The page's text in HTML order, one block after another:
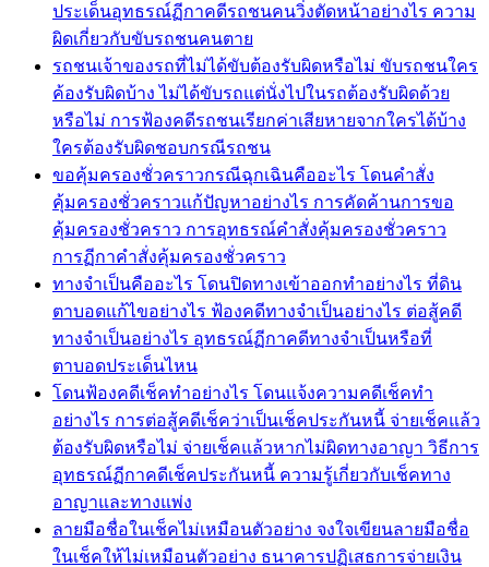
ประเด็นอุทธรณ์ฏีกาคดีรถชนคนวิ่งตัดหน้าอย่างไร ความ
ผิดเกี่ยวกับขับรถชนคนตาย
รถชนเจ้าของรถที่ไม่ได้ขับต้องรับผิดหรือไม่ ขับรถชนใคร
ค้องรับผิดบ้าง ไม่ได้ขับรถแต่นั่งไปในรถต้องรับผิดด้วย
หรือไม่ การฟ้องคดีรถชนเรียกค่าเสียหายจากใครได้บ้าง
ใครต้องรับผิดชอบกรณีรถชน
ขอคุ้มครองชั่วคราวกรณีฉุกเฉินคืออะไร โดนคำสั่ง
คุ้มครองชั่วคราวแก้ปัญหาอย่างไร การคัดค้านการขอ
คุ้มครองชั่วคราว การอุทธรณ์คำสั่งคุ้มครองชั่วคราว
การฏีกาคำสั่งคุ้มครองชั่วคราว
ทางจำเป็นคืออะไร โดนปิดทางเข้าออกทำอย่างไร ที่ดิน
ตาบอดแก้ไขอย่างไร ฟ้องคดีทางจำเป็นอย่างไร ต่อสู้คดี
ทางจำเป็นอย่างไร อุทธรณ์ฏีกาคดีทางจำเป็นหรือที่
ตาบอดประเด็นไหน
โดนฟ้องคดีเช็คทำอย่างไร โดนแจ้งความคดีเช็คทำ
อย่างไร การต่อสู้คดีเช็คว่าเป็นเช็คประกันหนี้ จ่ายเช็คแล้ว
ต้องรับผิดหรือไม่ จ่ายเช็คแล้วหากไม่ผิดทางอาญา วิธีการ
อุทธรณ์ฏีกาคดีเช็คประกันหนี้ ความรู้เกี่ยวกับเช็คทาง
อาญาและทางแพ่ง
ลายมือชื่อในเช็คไม่เหมือนตัวอย่าง จงใจเขียนลายมือชื่อ
ในเช็คให้ไม่เหมือนตัวอย่าง ธนาคารปฏิเสธการจ่ายเงิน